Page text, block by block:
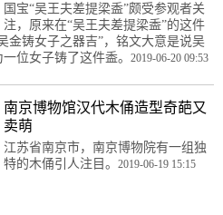
国宝“吴王夫差提梁盉”颇受参观者关
注，原来在“吴王夫差提梁盉”的这件
金铸女子之器吉”，铭文大意是说吴
位女子铸了这件盉。 2019-06-20 09:53
南京博物馆汉代木俑造型奇葩又
卖萌
江苏省南京市，南京博物院有一组独
特的木俑引人注目。 2019-06-19 15:15